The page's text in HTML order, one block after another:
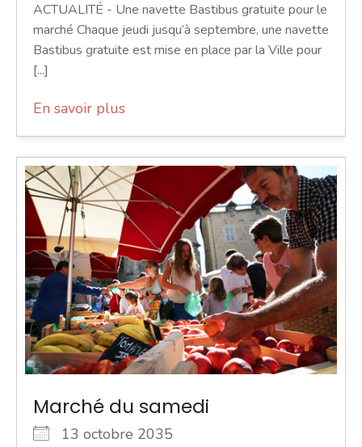
ACTUALITÉ - Une navette Bastibus gratuite pour le
marché Chaque jeudi jusqu’à septembre, une navette
Bastibus gratuite est mise en place par la Ville pour
[...]
En savoir plus
Marché du samedi
13 octobre 2035